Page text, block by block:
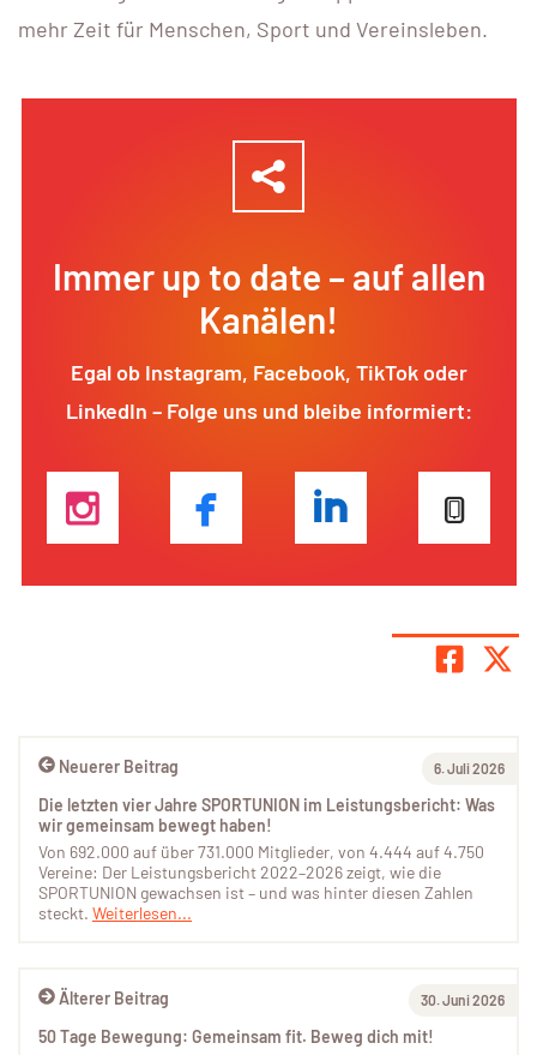
mehr Zeit für Menschen, Sport und Vereinsleben.
Immer up to date – auf allen
Kanälen!
Egal ob Instagram, Facebook, TikTok oder
LinkedIn – Folge uns und bleibe informiert:
Älterer Beitrag 30. Juni 2026
50 Tage Bewegung: Gemeinsam fit. Beweg dich mit!
Neuerer Beitrag 6. Juli 2026
Die letzten vier Jahre SPORTUNION im Leistungsbericht: Was
wir gemeinsam bewegt haben!
Von 692.000 auf über 731.000 Mitglieder, von 4.444 auf 4.750
Vereine: Der Leistungsbericht 2022–2026 zeigt, wie die
SPORTUNION gewachsen ist – und was hinter diesen Zahlen
steckt. Weiterlesen...